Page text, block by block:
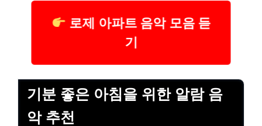
로제 아파트 음악 모음 듣
기
기분 좋은 아침을 위한 알람 음
악 추천